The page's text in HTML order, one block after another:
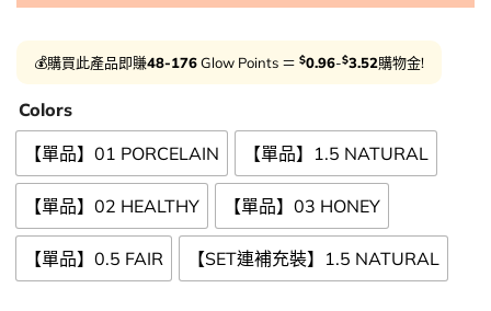
💰購買此產品即賺48-176Glow Points ＝ $0.96-$3.52購物金!
Colors
【單品】01 PORCELAIN 【單品】1.5 NATURAL
【單品】02 HEALTHY 【單品】03 HONEY
【單品】0.5 FAIR 【SET連補充裝】1.5 NATURAL